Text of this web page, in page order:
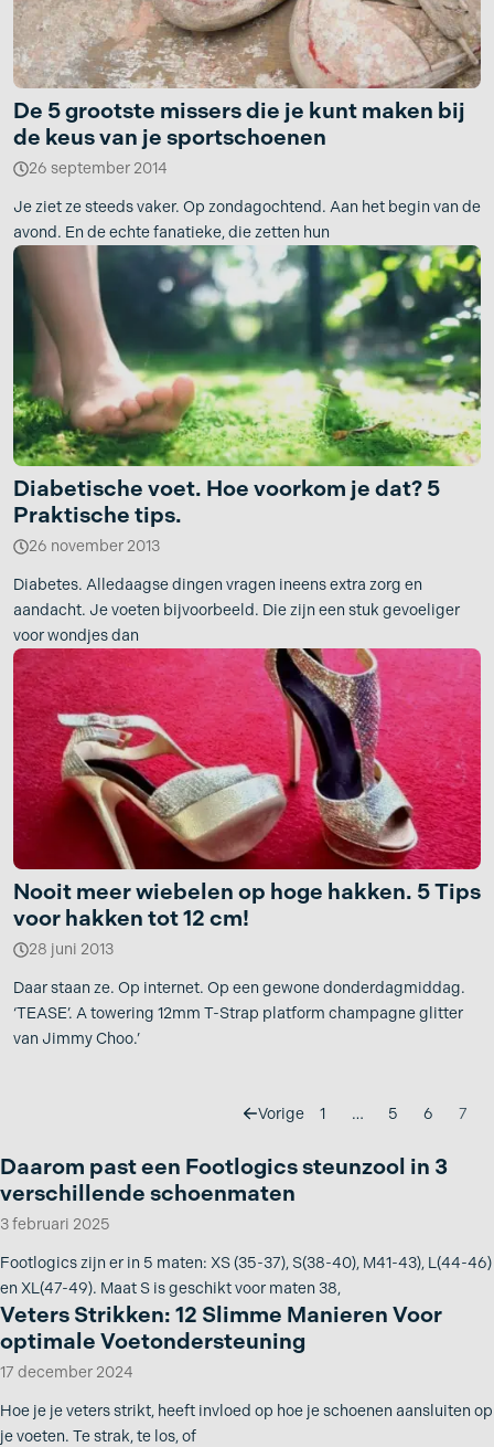
De 5 grootste missers die je kunt maken bij
de keus van je sportschoenen
26 september 2014
Je ziet ze steeds vaker. Op zondagochtend. Aan het begin van de
avond. En de echte fanatieke, die zetten hun
Diabetische voet. Hoe voorkom je dat? 5
Praktische tips.
26 november 2013
Diabetes. Alledaagse dingen vragen ineens extra zorg en
aandacht. Je voeten bijvoorbeeld. Die zijn een stuk gevoeliger
voor wondjes dan
Nooit meer wiebelen op hoge hakken. 5 Tips
voor hakken tot 12 cm!
28 juni 2013
Daar staan ze. Op internet. Op een gewone donderdagmiddag.
‘TEASE’. A towering 12mm T-Strap platform champagne glitter
van Jimmy Choo.’
Vorige 1 … 5 6 7
Daarom past een Footlogics steunzool in 3
verschillende schoenmaten
3 februari 2025
Footlogics zijn er in 5 maten: XS (35-37), S(38-40), M41-43), L(44-46)
en XL(47-49). Maat S is geschikt voor maten 38,
Veters Strikken: 12 Slimme Manieren Voor
optimale Voetondersteuning
17 december 2024
Hoe je je veters strikt, heeft invloed op hoe je schoenen aansluiten op
je voeten. Te strak, te los, of